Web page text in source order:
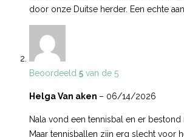
door onze Duitse herder. Een echte
Beoordeeld 5 van de 5
Helga Van aken – 06/14/2026
Nala vond een tennisbal en er bestond
Maar tennisballen zijn erg slecht voor